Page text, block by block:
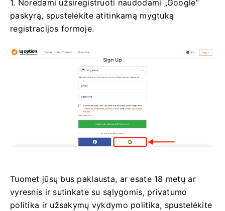
1. Norėdami užsiregistruoti naudodami „Google“
paskyrą, spustelėkite atitinkamą mygtuką
registracijos formoje.
Tuomet jūsų bus paklausta, ar esate 18 metų ar
vyresnis ir sutinkate su sąlygomis, privatumo
politika ir užsakymų vykdymo politika, spustelėkite